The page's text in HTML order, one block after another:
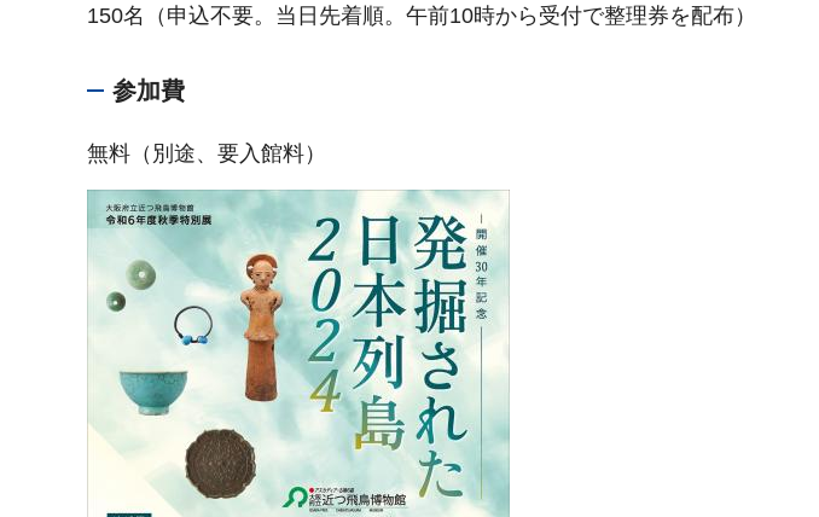
150名（申込不要。当日先着順。午前10時から受付で整理券を配布）
参加費
無料（別途、要入館料）